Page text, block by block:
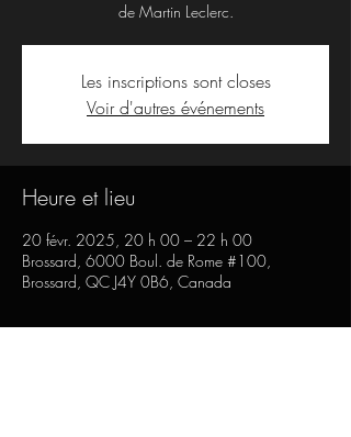
de Martin Leclerc.
Les inscriptions sont closes
Voir d'autres événements
Heure et lieu
20 févr. 2025, 20 h 00 – 22 h 00
Brossard, 6000 Boul. de Rome #100,
Brossard, QC J4Y 0B6, Canada